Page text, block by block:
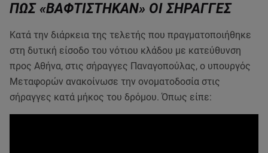
ΠΩΣ «ΒΑΦΤΙΣΤΗΚΑΝ» ΟΙ ΣΗΡΑΓΓΕΣ
Κατά την διάρκεια της τελετής που πραγματοποιήθηκε
στη δυτική είσοδο του νότιου κλάδου με κατεύθυνση
προς Αθήνα, στις σήραγγες Παναγοπούλας, ο υπουργός
Μεταφορών ανακοίνωσε την ονοματοδοσία στις
σήραγγες κατά μήκος του δρόμου. Όπως είπε: